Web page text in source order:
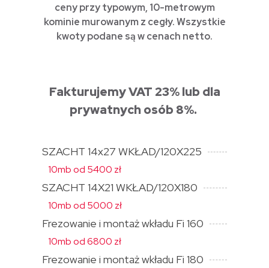
ceny przy typowym, 10-metrowym
kominie murowanym z cegły. Wszystkie
kwoty podane są w cenach netto.
Fakturujemy VAT 23% lub dla
prywatnych osób 8%.
SZACHT 14x27 WKŁAD/120X225
10mb od 5400 zł
SZACHT 14X21 WKŁAD/120X180
10mb od 5000 zł
Frezowanie i montaż wkładu Fi 160
10mb od 6800 zł
Frezowanie i montaż wkładu Fi 180